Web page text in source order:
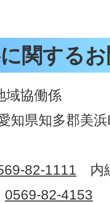
関する
域協働係
知県知多郡美
82-1111 内
0569-82-4153